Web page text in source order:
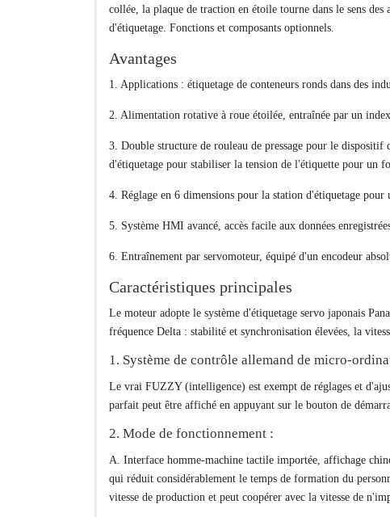
collée, la plaque de traction en étoile tourne dans le sens
d'étiquetage. Fonctions et composants optionnels.
Avantages
1. Applications : étiquetage de conteneurs ronds dans des
2. Alimentation rotative à roue étoilée, entraînée par un
3. Double structure de rouleau de pressage pour le
d'étiquetage pour stabiliser la tension de l'étiquette pour un
4. Réglage en 6 dimensions pour la station d'étiquetage
5. Système HMI avancé, accès facile aux données
6. Entraînement par servomoteur, équipé d'un encodeur
Caractéristiques principales
Le moteur adopte le système d'étiquetage servo japonais
fréquence Delta : stabilité et synchronisation élevées, la
1. Système de contrôle allemand de micro-
Le vrai FUZZY (intelligence) est exempt de réglages et
parfait peut être affiché en appuyant sur le bouton de
2. Mode de fonctionnement :
A. Interface homme-machine tactile importée, affichage
qui réduit considérablement le temps de formation du
vitesse de production et peut coopérer avec la vitesse de